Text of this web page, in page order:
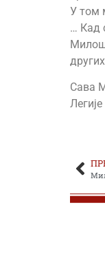
У том
… Кад
Сава